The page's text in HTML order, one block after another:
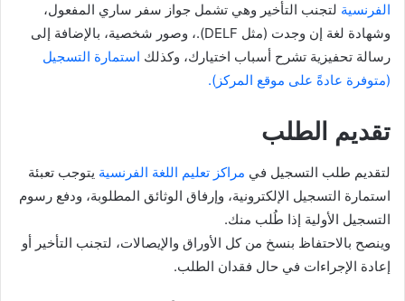
الفرنسية لتجنب التأخير وهي تشمل جواز سفر ساري المفعول،
وشهادة لغة إن وجدت (مثل DELF).، وصور شخصية، بالإضافة إلى
رسالة تحفيزية تشرح أسباب اختيارك، وكذلك استمارة التسجيل
(متوفرة عادةً على موقع المركز).
تقديم الطلب
لتقديم طلب التسجيل في مراكز تعليم اللغة الفرنسية يتوجب تعبئة
استمارة التسجيل الإلكترونية، وإرفاق الوثائق المطلوبة، ودفع رسوم
التسجيل الأولية إذا طُلب منك.
وينصح بالاحتفاظ بنسخ من كل الأوراق والإيصالات، لتجنب التأخير أو
إعادة الإجراءات في حال فقدان الطلب.